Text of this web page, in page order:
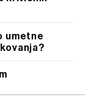
umetne